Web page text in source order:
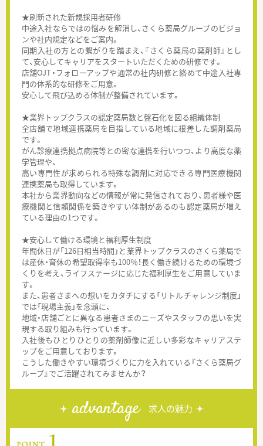
★刷新された新規採用者研修
中途入社ならではの悩みを解消し、さくら薬局グループのビジョ
ンや社内規定などをご案内。
同期入社の方との繋がりを踏まえ、『さくら薬局の薬剤師』とし
て、安心してキャリアをスタートいただくための研修です。
店舗OJT・フォローアップや通常の社内研修と絡めて中途入社専
門の体系的な研修をご用意。
安心して飛び込める体制が整備されています。
★業界トップクラスの認定薬局数と盤石化を図る組織体制
全店舗で地域連携薬局を目指している地域に根差した調剤薬局
です。
がん診療連携拠点病院等との密な連携を行いつつ、より高度な薬
学管理や、
高い専門性が求められる特殊な調剤に対応できる専門医療機関
連携薬局も取得しています。
本社から業界動向などの情報が常に発信されており、患者様や医
療機関と信頼関係を築きやすい体制があるのも認定薬局が増え
ている理由の1つです。
★安心して働ける環境と福利厚生制度
年間休日が「126日相当時間」と業界トップクラスのさくら薬局で
は産休・育休の希望取得率も100％！長く働き続けるための環境づ
くりを考え、ライフステージに応じた福利厚生をご用意していま
す。
また、患者さまへの想いをカタチにする「リトルチャレンジ制度」
では「現場主義」を念頭に、
地域・店舗ごとに異なる患者さまのニーズやスタッフの思いを実
現する取り組みも行っています。
入社後もひとりひとりの薬剤師像に近しい多彩なキャリアステ
ップをご用意しております。
こうした働きやすい環境づくりに力を入れている『さくら薬局グ
ループ』でご活躍されてみませんか？
advantage 求人の魅力